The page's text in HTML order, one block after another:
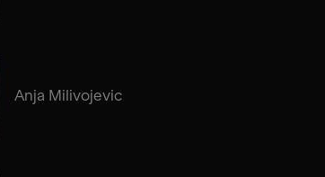
Anja Milivojevic